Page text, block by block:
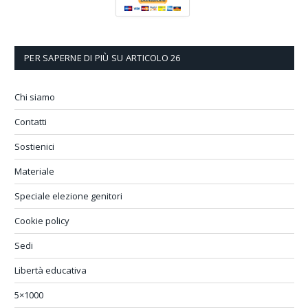
PER SAPERNE DI PIÙ SU ARTICOLO 26
Chi siamo
Contatti
Sostienici
Materiale
Speciale elezione genitori
Cookie policy
Sedi
Libertà educativa
5×1000